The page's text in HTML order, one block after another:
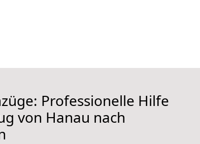
Professionelle Hilfe
von Hanau nach